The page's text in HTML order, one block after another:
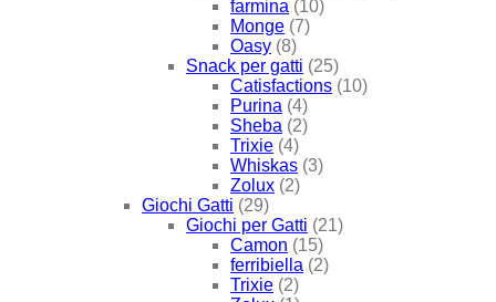
farmina (10)
Monge (7)
Oasy (8)
Snack per gatti (25)
Catisfactions (10)
Purina (4)
Sheba (2)
Trixie (4)
Whiskas (3)
Zolux (2)
Giochi Gatti (29)
Giochi per Gatti (21)
Camon (15)
ferribiella (2)
Trixie (2)